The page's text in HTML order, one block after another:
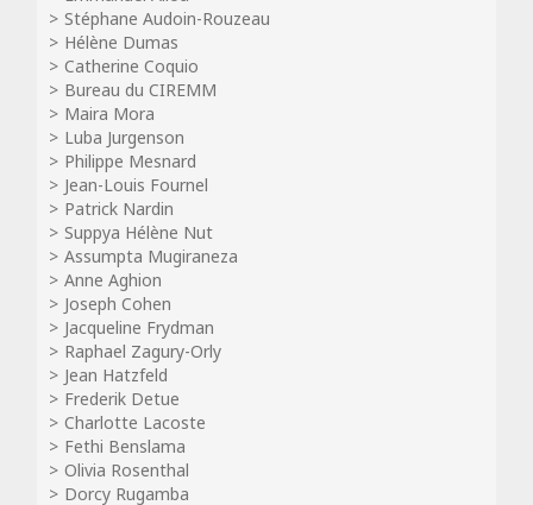
Stéphane Audoin-Rouzeau
Hélène Dumas
Catherine Coquio
Bureau du CIREMM
Maira Mora
Luba Jurgenson
Philippe Mesnard
Jean-Louis Fournel
Patrick Nardin
Suppya Hélène Nut
Assumpta Mugiraneza
Anne Aghion
Joseph Cohen
Jacqueline Frydman
Raphael Zagury-Orly
Jean Hatzfeld
Frederik Detue
Charlotte Lacoste
Fethi Benslama
Olivia Rosenthal
Dorcy Rugamba